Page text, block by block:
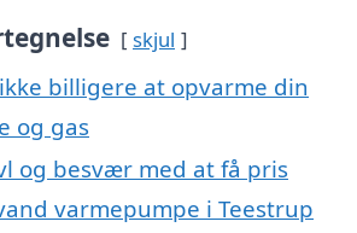
skjul
billigere at opvarme din
og gas
og besvær med at få pris
varmepumpe i Teestrup